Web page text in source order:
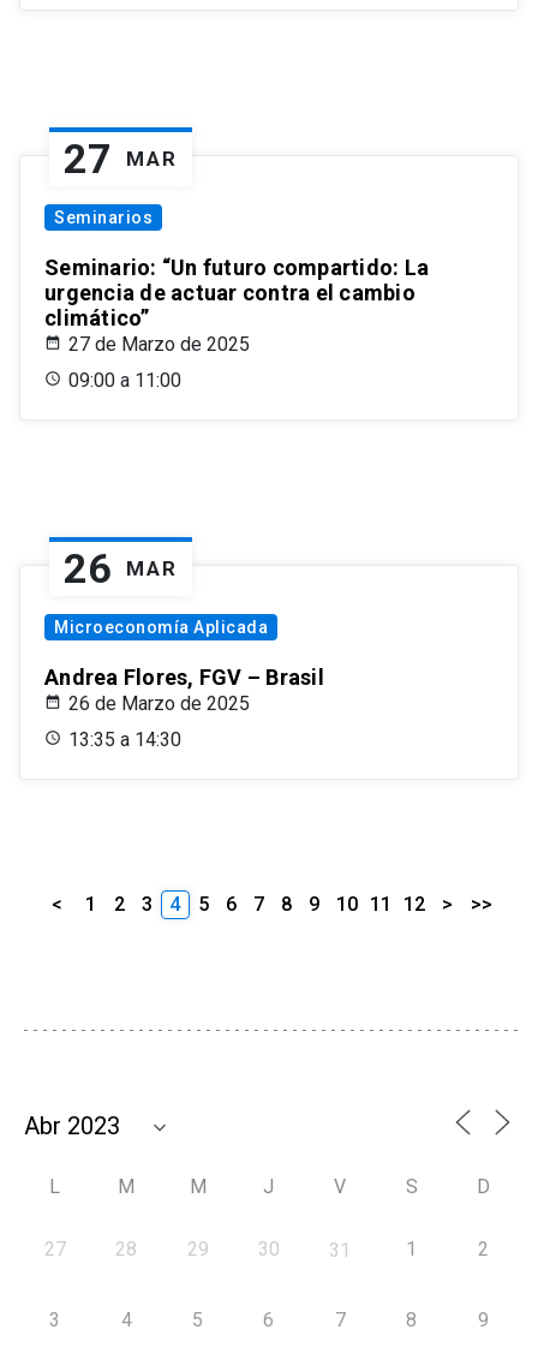
27 MAR
Seminarios
Seminario: “Un futuro compartido: La
urgencia de actuar contra el cambio
climático”
27 de Marzo de 2025
09:00 a 11:00
26 MAR
Microeconomía Aplicada
Andrea Flores, FGV – Brasil
26 de Marzo de 2025
13:35 a 14:30
< 1 2 3 4 5 6 7 8 9 10 11 12 > >>
L M M J V S D
27 28 29 30 31 1 2
3 4 5 6 7 8 9